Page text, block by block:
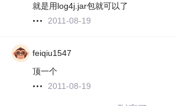
就是用log4j.jar包就可以了
2011-08-19
feiqiu1547
顶一个
2011-08-19